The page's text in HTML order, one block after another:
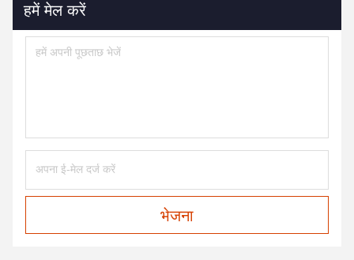
हमें मेल करें
भेजना